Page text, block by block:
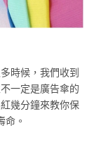
時候，我們收到
一定是廣告傘的
幾分鐘來教你保
命。